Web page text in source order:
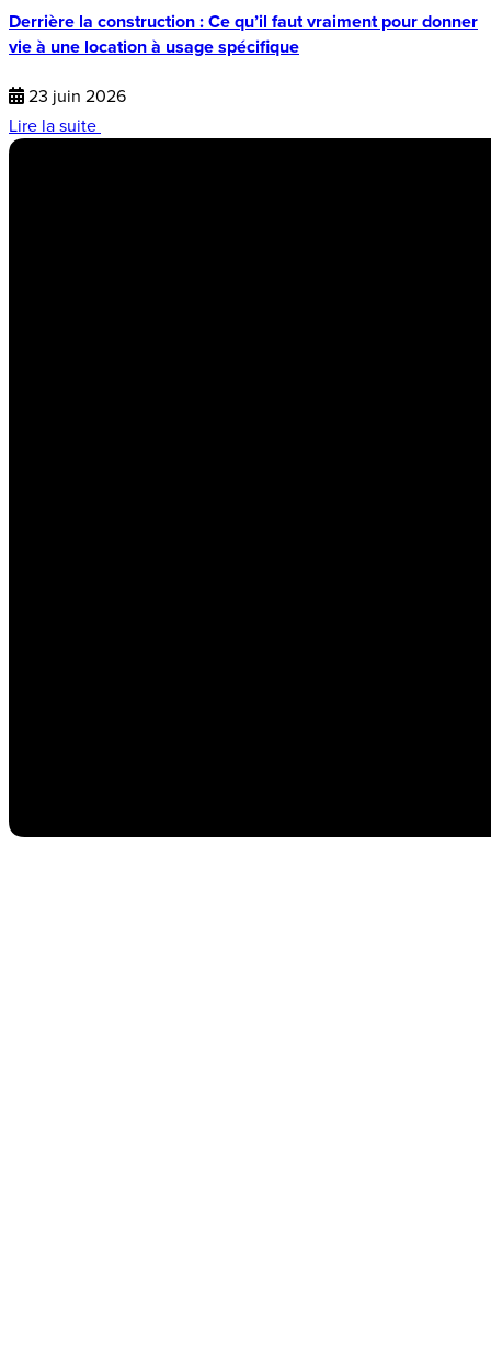
Derrière la construction : Ce qu’il faut vraiment pour donner
vie à une location à usage spécifique
23 juin 2026
Lire la suite